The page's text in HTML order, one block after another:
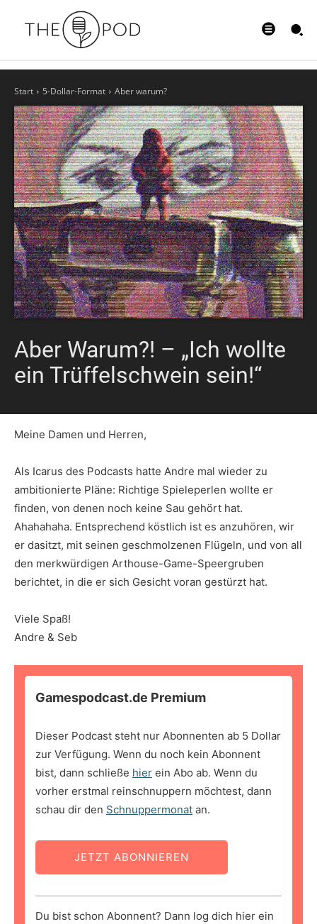
Start 5-Dollar-Format Aber warum?
Aber Warum?! – „Ich wollte
ein Trüffelschwein sein!“
Meine Damen und Herren,
Als Icarus des Podcasts hatte Andre mal wieder zu
ambitionierte Pläne: Richtige Spieleperlen wollte er
finden, von denen noch keine Sau gehört hat.
Ahahahaha. Entsprechend köstlich ist es anzuhören, wir
er dasitzt, mit seinen geschmolzenen Flügeln, und von all
den merkwürdigen Arthouse-Game-Speergruben
berichtet, in die er sich Gesicht voran gestürzt hat.
Viele Spaß!
Andre & Seb
Gamespodcast.de Premium
Dieser Podcast steht nur Abonnenten ab 5 Dollar
zur Verfügung. Wenn du noch kein Abonnent
bist, dann schließe hier ein Abo ab. Wenn du
vorher erstmal reinschnuppern möchtest, dann
schau dir den Schnuppermonat an.
JETZT ABONNIEREN
Du bist schon Abonnent? Dann log dich hier ein